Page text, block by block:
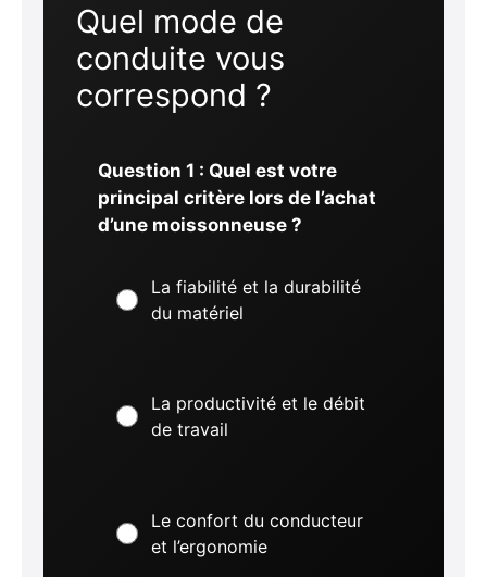
Quel mode de
conduite vous
correspond ?
Question 1 : Quel est votre
principal critère lors de l’achat
d’une moissonneuse ?
La fiabilité et la durabilité
du matériel
La productivité et le débit
de travail
Le confort du conducteur
et l’ergonomie